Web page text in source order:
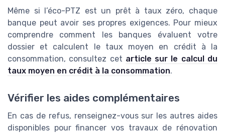
Même si l’éco-PTZ est un prêt à taux zéro, chaque
banque peut avoir ses propres exigences. Pour mieux
comprendre comment les banques évaluent votre
dossier et calculent le taux moyen en crédit à la
consommation, consultez cet article sur le calcul du
taux moyen en crédit à la consommation.
Vérifier les aides complémentaires
En cas de refus, renseignez-vous sur les autres aides
disponibles pour financer vos travaux de rénovation